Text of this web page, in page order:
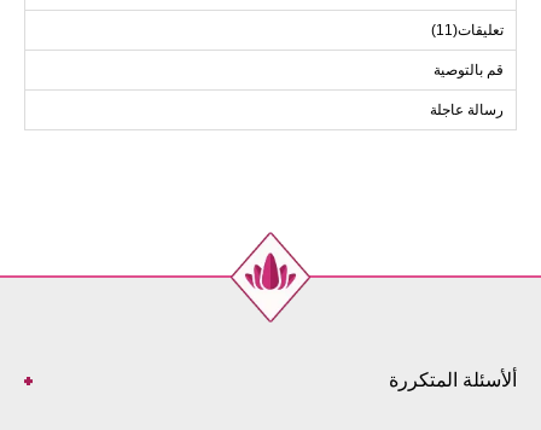
46
108
92
148
48
112
96
148
تعليقات(11)
قم بالتوصية
رسالة عاجلة
ألأسئلة المتكررة